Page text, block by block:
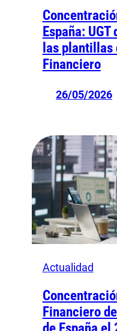
España:
las plantillas
Financiero
26/05/2026
Actualidad
Financiero